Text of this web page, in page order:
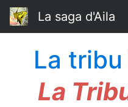
La saga d'Aila
La
La